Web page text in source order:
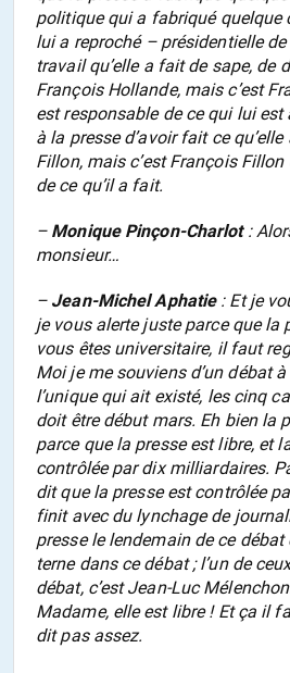
politique qui a fabriqué quelque
lui a reproché – présidentielle
travail qu’elle a fait de sape, de
François Hollande, mais c’est
est responsable de ce qui lui est
à la presse d’avoir fait ce
Fillon, mais c’est François
de ce qu’il a fait.
– Monique Pinçon-Charlot:
monsieur…
– Jean-Michel Aphatie: Et je
je vous alerte juste parce que la
vous êtes universitaire, il faut
Moi je me souviens d’un débat
l’unique qui ait existé, les cinq
doit être début mars. Eh bien la
parce que la presse est libre, et
contrôlée par dix milliardaires.
dit que la presse est contrôlée
finit avec du lynchage de
presse le lendemain de ce
terne dans ce débat ; l’un de
débat, c’est Jean-Luc
Madame, elle est libre ! Et ça il
dit pas assez.